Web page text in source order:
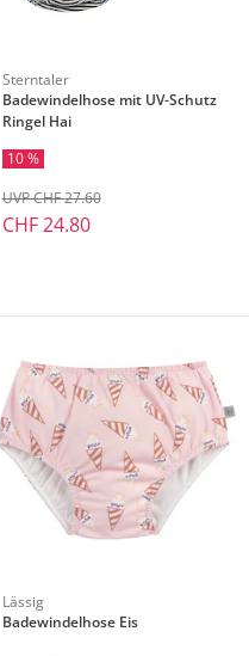
Sterntaler
Badewindelhose mit UV-Schutz
Ringel Hai
10 %
CHF 24.80
UVP CHF 27.60
Lässig
Badewindelhose Eis